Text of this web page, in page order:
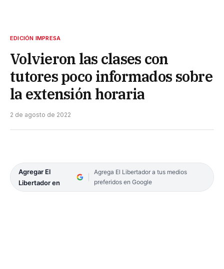
EDICIÓN IMPRESA
Volvieron las clases con
tutores poco informados sobre
la extensión horaria
2 de agosto de 2022
Agregar El
Libertador en
Agrega El Libertador a tus medios
preferidos en Google